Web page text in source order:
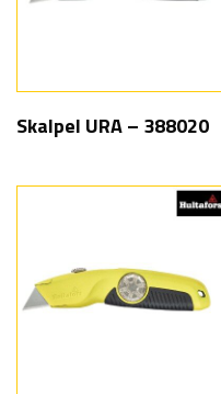
Skalpel URA – 388020